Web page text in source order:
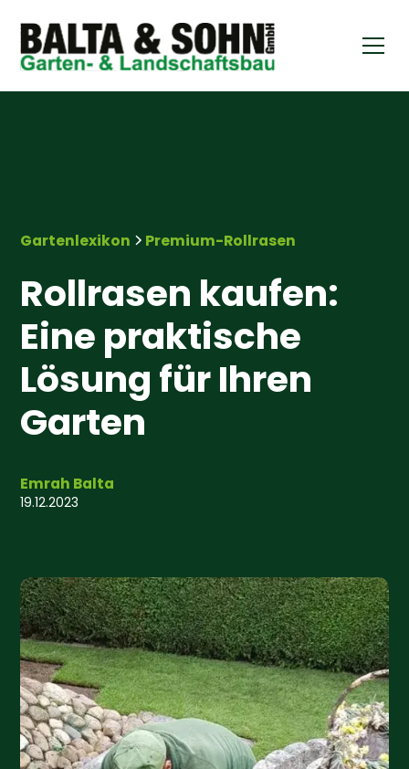
Gartenlexikon Premium-Rollrasen
Rollrasen kaufen:
Eine praktische
Lösung für Ihren
Garten
Emrah Balta
19.12.2023